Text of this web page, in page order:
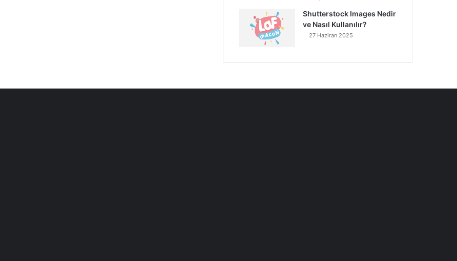
Shutterstock Images Nedir
ve Nasıl Kullanılır?
27 Haziran 2025